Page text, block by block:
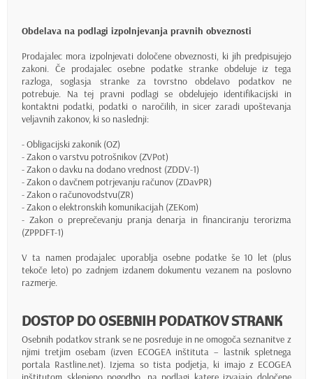
Obdelava na podlagi izpolnjevanja pravnih obveznosti
Prodajalec mora izpolnjevati določene obveznosti, ki jih predpisujejo
zakoni. Če prodajalec osebne podatke stranke obdeluje iz tega
razloga, soglasja stranke za tovrstno obdelavo podatkov ne
potrebuje. Na tej pravni podlagi se obdelujejo identifikacijski in
kontaktni podatki, podatki o naročilih, in sicer zaradi upoštevanja
veljavnih zakonov, ki so naslednji:
- Obligacijski zakonik (OZ)
- Zakon o varstvu potrošnikov (ZVPot)
- Zakon o davku na dodano vrednost (ZDDV-1)
- Zakon o davčnem potrjevanju računov (ZDavPR)
- Zakon o računovodstvu(ZR)
- Zakon o elektronskih komunikacijah (ZEKom)
- Zakon o preprečevanju pranja denarja in financiranju terorizma
(ZPPDFT-1)
V ta namen prodajalec uporablja osebne podatke še 10 let (plus
tekoče leto) po zadnjem izdanem dokumentu vezanem na poslovno
razmerje.
DOSTOP DO OSEBNIH PODATKOV STRANK
Osebnih podatkov strank se ne posreduje in ne omogoča seznanitve z
njimi tretjim osebam (izven ECOGEA inštituta – lastnik spletnega
portala Rastline.net). Izjema so tista podjetja, ki imajo z ECOGEA